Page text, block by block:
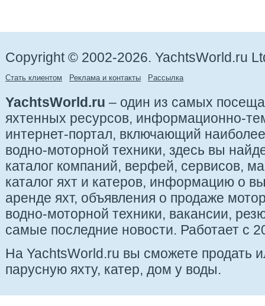
Copyright © 2002-2026. YachtsWorld.ru
Стать клиентом Реклама и контакты Рассылка
YachtsWorld.ru – один из самых
яхтенных ресурсов, информационно-
интернет-портал, включающий
водно-моторной техники, здесь вы
каталог компаний, верфей, сервисов,
каталог яхт и катеров, информацию о
аренде яхт, объявления о продаже
водно-моторной техники, вакансии,
самые последние новости. Работает с
На YachtsWorld.ru вы сможете продать
парусную яхту, катер, дом у воды.